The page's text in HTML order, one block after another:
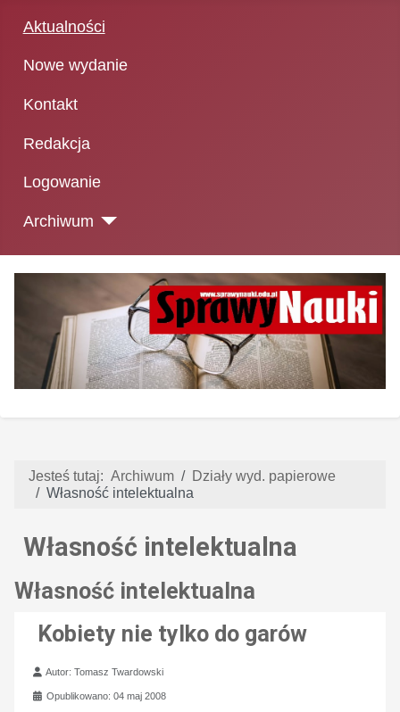
Aktualności
Nowe wydanie
Kontakt
Redakcja
Logowanie
Archiwum
Jesteś tutaj: Archiwum
Działy wyd. papierowe
Własność intelektualna
Własność intelektualna
Własność intelektualna
Kobiety nie tylko do garów
Szczegóły
Autor:Tomasz Twardowski
Opublikowano: 04 maj 2008